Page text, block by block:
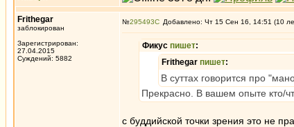
Frithegar
заблокирован
Зарегистрирован:
27.04.2015
Суждений: 5882
№295493 Добавлено: Чт 15 Сен 16, 14:51 (10
Фикус пишет:
Frithegar пишет:
В суттах говорится про
Прекрасно. В вашем опыте кто/
с буддийской точки зрения это не